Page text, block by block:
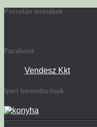
Porcelán termékek
Facebook
Vendesz Kkt
Ipari berendezések